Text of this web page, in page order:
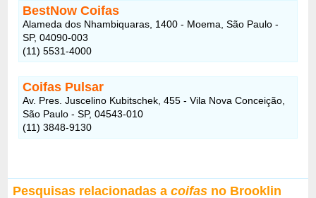
BestNow Coifas
Alameda dos Nhambiquaras, 1400 - Moema, São Paulo -
SP, 04090-003
(11) 5531-4000
Coifas Pulsar
Av. Pres. Juscelino Kubitschek, 455 - Vila Nova Conceição,
São Paulo - SP, 04543-010
(11) 3848-9130
Pesquisas relacionadas acoifas no Brooklin